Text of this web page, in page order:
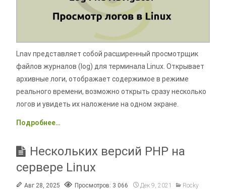
Lnav представляет собой расширенный просмотрщик
файлов журналов (log) для терминала Linux. Открывает
архивные логи, отображает содержимое в режиме
реального времени, возможно открыть сразу несколько
логов и увидеть их наложение на одном экране.
Подробнее…
Нескольких версий PHP на
сервере Linux
Авг 28, 2025 Просмотров: 3 066 Дек 9, 2021
Rocky